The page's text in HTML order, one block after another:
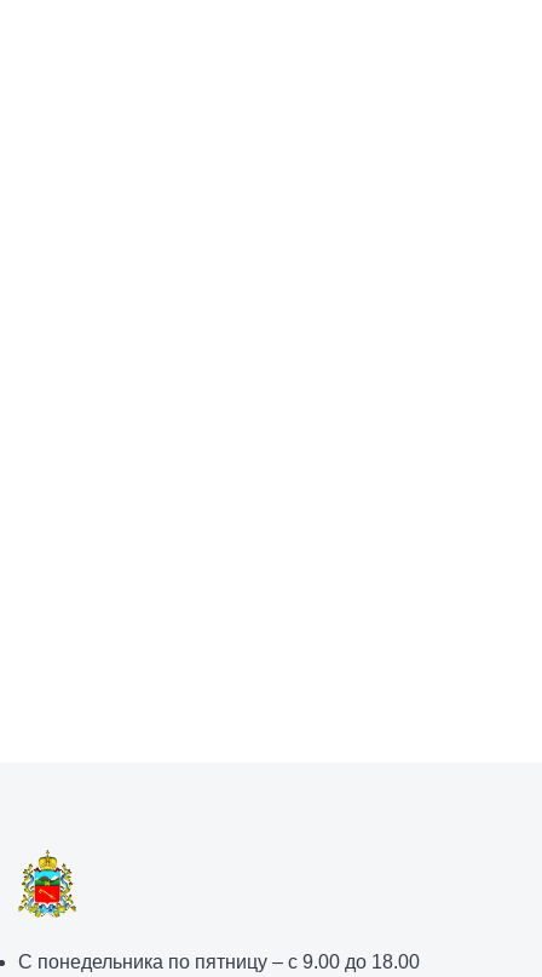
График
С понедельника по пятницу – с 9.00 до 18.00